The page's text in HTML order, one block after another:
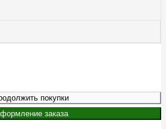
покупки
заказа